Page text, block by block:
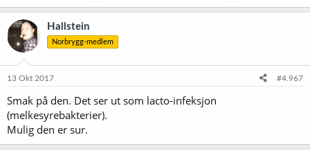
Hallstein
Norbrygg-medlem
13 Okt 2017 #4.967
Smak på den. Det ser ut som lacto-infeksjon
(melkesyrebakterier).
Mulig den er sur.